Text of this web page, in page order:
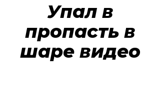
Упал в
пропасть в
шаре видео